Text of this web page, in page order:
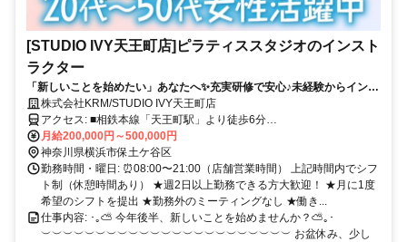
[STUDIO IVY天王町店]ピラティススタジオのインスト
ラクター
「新しいことを始めたい」あなたへ✨充実研修で安心♪未経験からインス
トラクターデビュー◎週2～・シフト自由！
株式会社KRM/STUDIO IVY天王町店
アクセス: ■相鉄本線「天王町駅」より徒歩6分
୨୧･･･････････････････････････････････୨୧ 相鉄線でアクセス便利♪
西横浜・星川・二俣川のほか、 横浜駅乗り換えで 戸塚・鶴見方面か
らも◎
月給200,000円～500,000円
神奈川県横浜市保土ケ谷区
勤務時間・曜日: ⏰08:00〜21:00（店舗営業時間） 上記時間内でシフ
ト制（休憩時間あり） ★週2日以上勤務できる方大歓迎！ ★月に1度
希望のシフトを提出 ★勤務外のミーティングなし ★働き...
仕事内容: ･｡⛅ 今年後半、新しいことを始めませんか？⛅｡･
︶︶︶︶︶︶︶︶︶︶︶︶︶︶︶︶︶︶︶︶︶︶︶ お盆休み、少し